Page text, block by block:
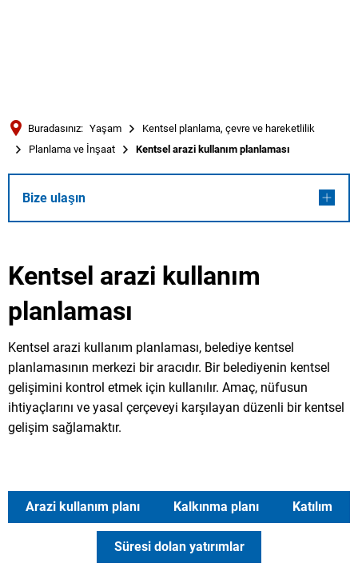
Deutsch
Buradasınız: Yaşam
Kentsel planlama, çevre ve hareketlilik
Planlama ve İnşaat
Kentsel arazi kullanım planlaması
Bize ulaşın
Kentsel arazi kullanım
planlaması
Kentsel arazi kullanım planlaması, belediye kentsel
planlamasının merkezi bir aracıdır. Bir belediyenin kentsel
gelişimini kontrol etmek için kullanılır. Amaç, nüfusun
ihtiyaçlarını ve yasal çerçeveyi karşılayan düzenli bir kentsel
gelişim sağlamaktır.
Arazi kullanım planı Kalkınma planı Katılım
Süresi dolan yatırımlar